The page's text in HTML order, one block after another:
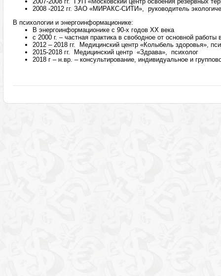
2008 -2012 гг. ЗАО «МИРАКС-СИТИ», руководитель
В психологии и энергоинформационике:
В энергоинформационике с 90-х годов XX века
с 2000 г. – частная практика в свободное от основной работы
2012 – 2018 гг. Медицинский центр «Колыбель здоровья»,
2015-2018 гг. Медицинский центр «Здрава», психолог
2018 г – н.вр. – консультирование, индивидуальное и